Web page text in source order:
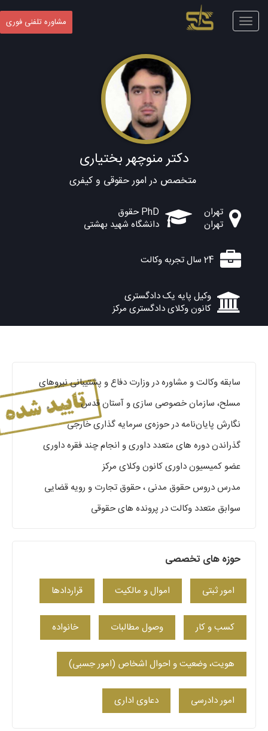
Toggle
navigation
مشاوره تلفنی فوری
دکتر منوچهر بختیاری
متخصص در امور حقوقی و کیفری
تهران
تهران
PhD حقوق
دانشگاه شهید بهشتی
24 سال تجربه وکالت
وکیل پایه یک دادگستری
کانون وکلای دادگستری مرکز
سابقه وکالت و مشاوره در وزارت دفاع و پشتیبانی نیروهای
مسلح، سازمان خصوصی سازی و آستان قدس
نگارش پایان‌نامه در حوزه‌ی سرمایه گذاری خارجی
گذراندن دوره های متعدد داوری و انجام چند فقره داوری
عضو کمیسیون داوری کانون وکلای مرکز
مدرس دروس حقوق مدنی ، حقوق تجارت و رویه قضایی
سوابق متعدد وکالت در پرونده های حقوقی
حوزه های تخصصی
امور ثبتی اموال و مالکیت قراردادها
کسب‌ و کار وصول مطالبات خانواده
هویت، وضعیت و احوال اشخاص (امور حِسبی)
امور دادرسی دعاوی اداری